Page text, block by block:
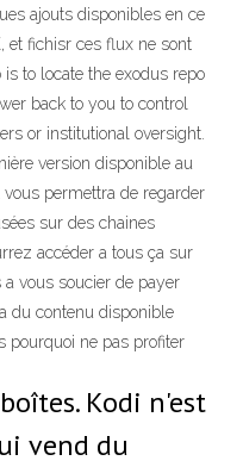
ajouts disponibles en ce
et fichisr ces flux ne sont
to locate the exodus repo
back to you to control
or institutional oversight.
version disponible au
permettra de regarder
sur des chaines
accéder a tous ça sur
a vous soucier de payer
du contenu disponible
pourquoi ne pas profiter
Kodi n'est
vend du